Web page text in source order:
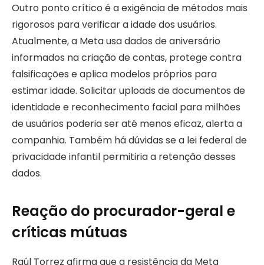
Outro ponto crítico é a exigência de métodos mais
rigorosos para verificar a idade dos usuários.
Atualmente, a Meta usa dados de aniversário
informados na criação de contas, protege contra
falsificações e aplica modelos próprios para
estimar idade. Solicitar uploads de documentos de
identidade e reconhecimento facial para milhões
de usuários poderia ser até menos eficaz, alerta a
companhia. Também há dúvidas se a lei federal de
privacidade infantil permitiria a retenção desses
dados.
Reação do procurador-geral e
críticas mútuas
Raúl Torrez afirma que a resistência da Meta